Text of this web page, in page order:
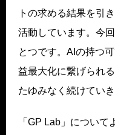
トの求める結果を引
活動しています。今
とつです。AIの持つ
益最大化に繋げられ
たゆみなく続けていき
「GP Lab」について